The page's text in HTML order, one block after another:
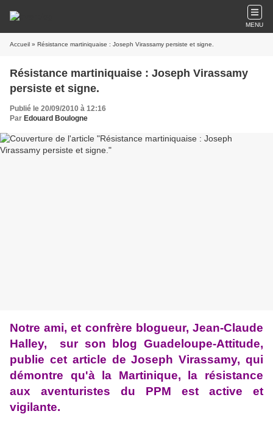
MENU
Accueil » Résistance martiniquaise : Joseph Virassamy persiste et signe.
Résistance martiniquaise : Joseph Virassamy
persiste et signe.
Publié le 20/09/2010 à 12:16
Par Edouard Boulogne
Notre ami, et confrère blogueur, Jean-Claude
Halley, sur son blog Guadeloupe-Attitude,
publie cet article de Joseph Virassamy, qui
démontre qu'à la Martinique, la résistance
aux aventuristes du PPM est active et
vigilante.